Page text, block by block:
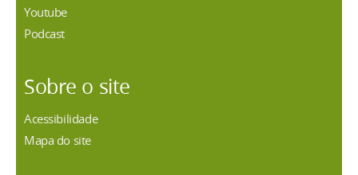
Youtube
Podcast
Sobre o site
Acessibilidade
Mapa do site